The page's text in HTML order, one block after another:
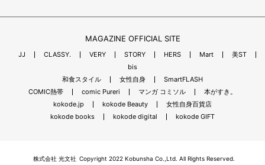
MAGAZINE OFFICIAL SITE
JJ CLASSY. VERY STORY HERS Mart
美ST
bis
和食スタイル
女性自身
SmartFLASH
COMIC熱帯
comic Pureri マンガ コミソル
本がすき。
kokode.jp
kokode Beauty
女性自身百貨店
kokode books
kokode digital kokode GIFT
株式会社 光文社 Copyright 2022 Kobunsha Co.,Ltd. All Rights Reserved.